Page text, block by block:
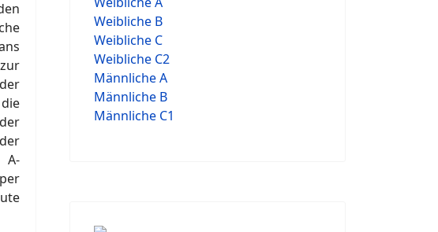
A-
Weibliche B
Weibliche C
Weibliche C2
Männliche A
Männliche B
Männliche C1